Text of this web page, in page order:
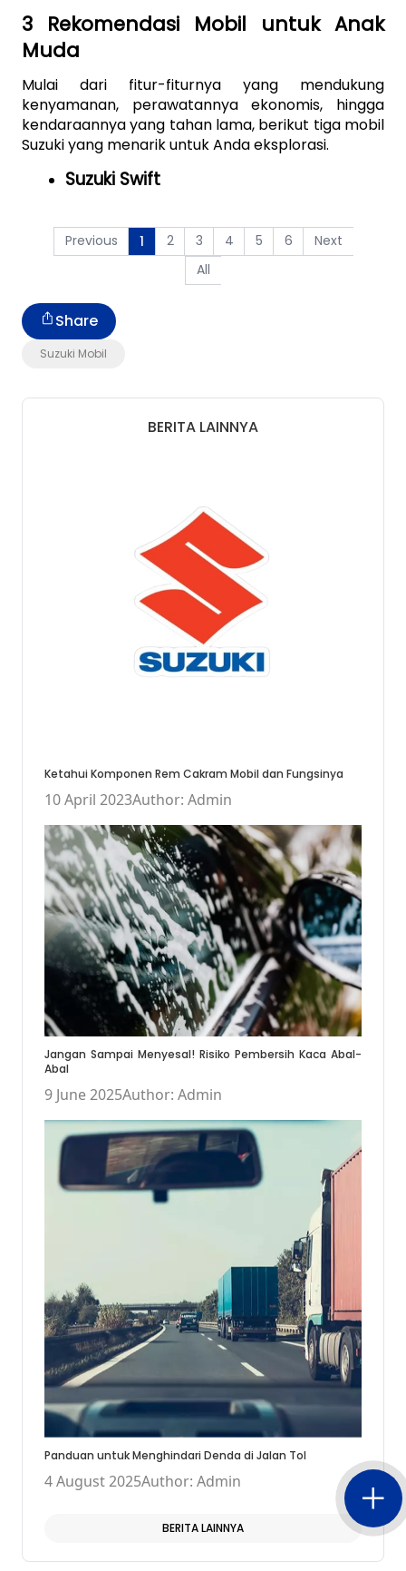
3 Rekomendasi Mobil untuk Anak
Muda
Mulai dari fitur-fiturnya yang mendukung
kenyamanan, perawatannya ekonomis, hingga
kendaraannya yang tahan lama, berikut tiga mobil
Suzuki yang menarik untuk Anda eksplorasi.
Suzuki Swift
Previous 1 2 3 4 5 6
Next
All
Suzuki Mobil
Share
BERITA LAINNYA
Ketahui Komponen Rem Cakram Mobil dan Fungsinya
10 April 2023Author: Admin
Jangan Sampai Menyesal! Risiko Pembersih Kaca Abal-
Abal
9 June 2025Author: Admin
Panduan untuk Menghindari Denda di Jalan Tol
4 August 2025Author: Admin
BERITA LAINNYA